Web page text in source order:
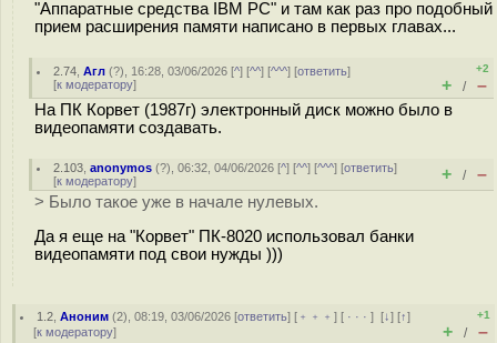
"Аппаратные средства IBM PC" и там как раз про подобный
прием расширения памяти написано в первых главах...
2.74 ,Агл (?), 16:28, 03/06/2026 [^] [^^] [^^^] [ответить]
[к модератору]
+2
+ / –
На ПК Корвет (1987г) электронный диск можно было в
видеопамяти создавать.
2.103 ,anonymos (?), 06:32, 04/06/2026 [^] [^^] [^^^] [ответить]
[к модератору] + / –
> Было такое уже в начале нулевых.
Да я еще на "Корвет" ПК-8020 использовал банки
видеопамяти под свои нужды )))
1.2 ,Аноним (2), 08:19, 03/06/2026 [ответить] [ ﹢﹢﹢] [ · · ·][↓] [↑]
[к модератору]
+1
+ / –